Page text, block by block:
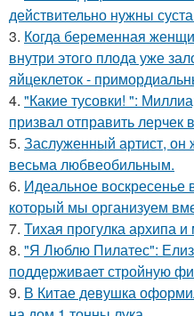
действительно нужны
3. Когда беременная
внутри этого плода уже
яйцеклеток -
4. "Какие тусовки! ":
призвал отправить лерчек
5. Заслуженный артист, он
весьма любвеобильным.
6. Идеальное воскресенье
который мы организуем
7. Тихая прогулка архипа
8. "Я Люблю Пилатес":
поддерживает стройную
9. В Китае девушка